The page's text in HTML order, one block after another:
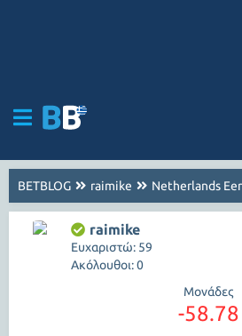
BETBLOG raimike Netherlands
raimike
Ευχαριστώ: 59
Ακόλουθοι: 0
Μονάδες
-58.78